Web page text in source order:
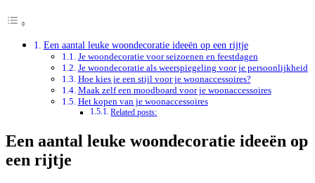
Een aantal leuke woondecoratie ideeën op een rijtje
Je woondecoratie voor seizoenen en feestdagen
Je woondecoratie als weerspiegeling voor je persoonlijkheid
Hoe kies je een stijl voor je woonaccessoires?
Maak zelf een moodboard voor je woonaccessoires
Het kopen van je woonaccessoires
Related posts:
Een aantal leuke woondecoratie ideeën op
een rijtje